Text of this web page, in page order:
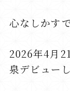
心なしかす
2026年4月
泉デビュー